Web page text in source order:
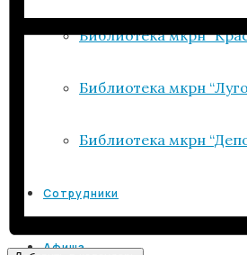
Библиотека мкрн
Библиотека мкрн
Библиотека мкрн
Сотрудники
Афиша